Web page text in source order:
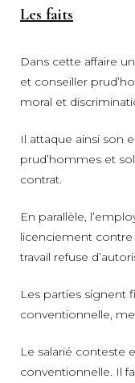
Les faits
Dans cette affaire
et conseiller
moral et
Il attaque ainsi son
prud’hommes et
contrat.
En parallèle,
licenciement contre
travail refuse
Les parties signent
conventionnelle,
Le salarié conteste
conventionnelle. Il